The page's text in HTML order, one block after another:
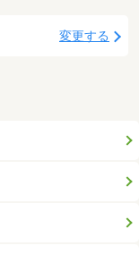
変更する